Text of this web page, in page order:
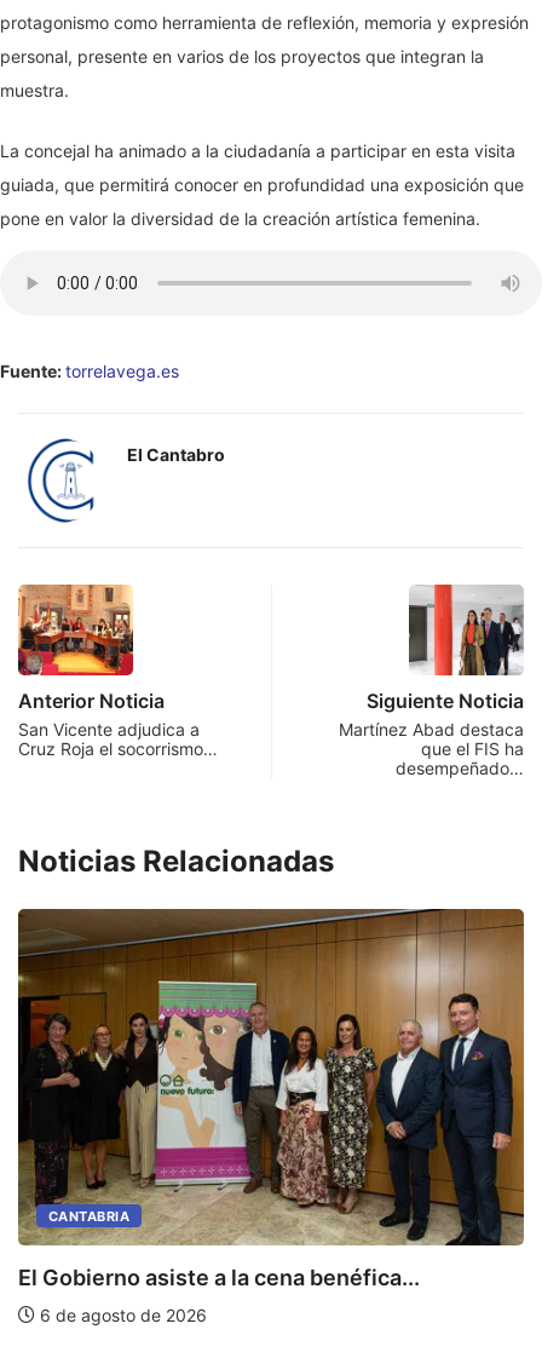
protagonismo como herramienta de reflexión, memoria y expresión
personal, presente en varios de los proyectos que integran la
muestra.
La concejal ha animado a la ciudadanía a participar en esta visita
guiada, que permitirá conocer en profundidad una exposición que
pone en valor la diversidad de la creación artística femenina.
Fuente:torrelavega.es
El Cantabro
Anterior Noticia
San Vicente adjudica a
Cruz Roja el socorrismo…
Siguiente Noticia
Martínez Abad destaca
que el FIS ha
desempeñado…
Noticias Relacionadas
CANTABRIA
El Gobierno asiste a la cena benéfica...
6 de agosto de 2026